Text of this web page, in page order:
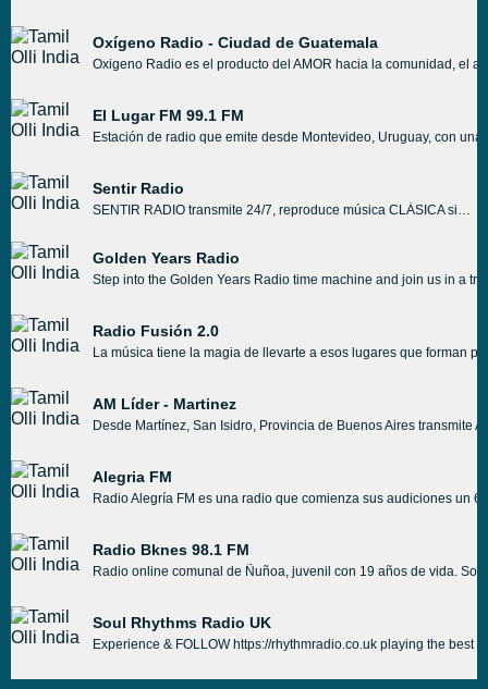
Oxígeno Radio - Ciudad de Guatemala
Oxigeno Radio es el producto del AMOR hacia la comunidad, el
El Lugar FM 99.1 FM
Estación de radio que emite desde Montevideo, Uruguay, con
Sentir Radio
Golden Years Radio
Step into the Golden Years Radio time machine and join us in a
Radio Fusión 2.0
La música tiene la magia de llevarte a esos lugares que forman
AM Líder - Martinez
Desde Martínez, San Isidro, Provincia de Buenos Aires transmite
Alegria FM
Radio Alegría FM es una radio que comienza sus audiciones un
Radio Bknes 98.1 FM
Radio online comunal de Ñuñoa, juvenil con 19 años de vida.
Soul Rhythms Radio UK
Experience & FOLLOW https://rhythmradio.co.uk playing the best